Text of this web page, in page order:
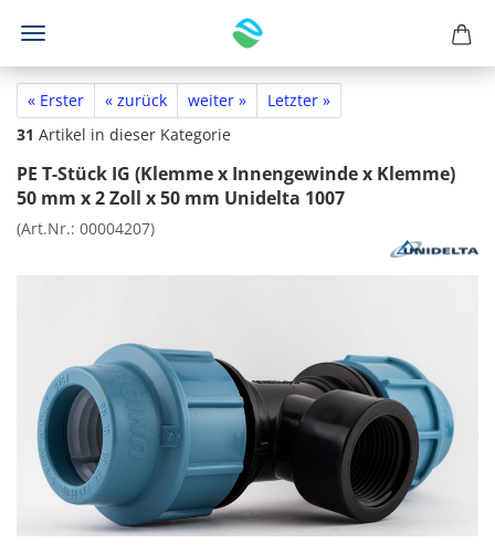
« Erster « zurück weiter »
Letzter »
31 Artikel in dieser Kategorie
PE T-Stück IG (Klemme x Innengewinde x Klemme)
50 mm x 2 Zoll x 50 mm Unidelta 1007
(Art.Nr.: 00004207)